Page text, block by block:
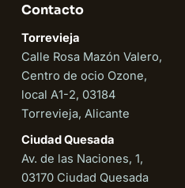
Contacto
Torrevieja
Calle Rosa Mazón Valero,
Centro de ocio Ozone,
local A1-2, 03184
Torrevieja, Alicante
Ciudad Quesada
Av. de las Naciones, 1,
03170 Ciudad Quesada